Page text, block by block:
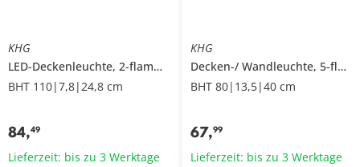
KHG
LED-Deckenleuchte, 2-flammig schwarz mit Fernbedienung
BHT 110|7,8|24,8 cm
84,49
Lieferzeit: bis zu 3 Werktage
KHG
Decken-/ Wandleuchte, 5-flammig
BHT 80|13,5|40 cm
67,99
Lieferzeit: bis zu 3 Werktage